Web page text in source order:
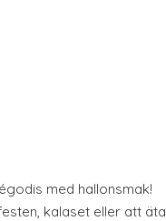
med hallonsmak!
kalaset eller att äta